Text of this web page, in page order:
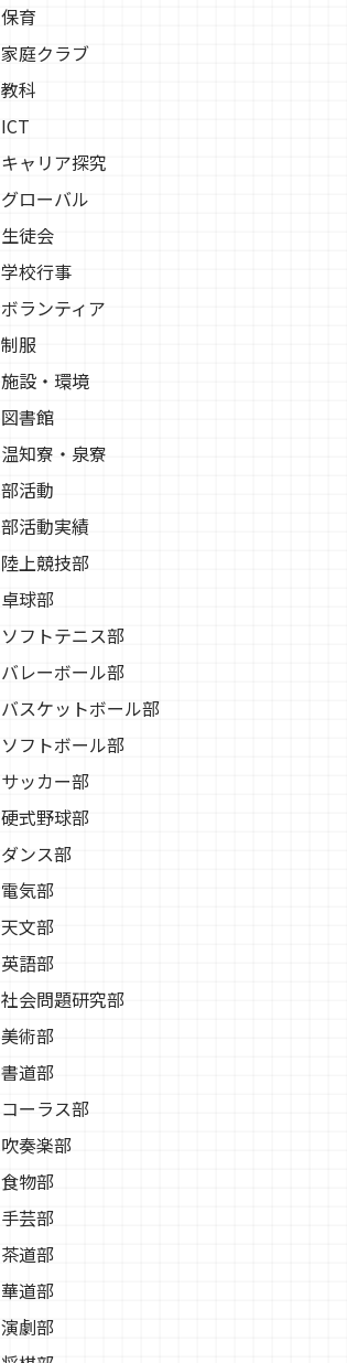
保育
家庭クラブ
教科
ICT
キャリア探究
グローバル
生徒会
学校行事
ボランティア
制服
施設・環境
図書館
温知寮・泉寮
部活動
部活動実績
陸上競技部
卓球部
ソフトテニス部
バレーボール部
バスケットボール部
ソフトボール部
サッカー部
硬式野球部
ダンス部
電気部
天文部
英語部
社会問題研究部
美術部
書道部
コーラス部
吹奏楽部
食物部
手芸部
茶道部
華道部
演劇部